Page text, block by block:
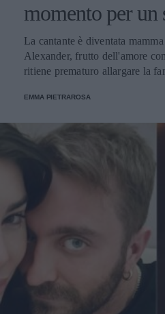
momento per
La cantante è diventata
Alexander, frutto dell'amore
ritiene prematuro allargare la
EMMA PIETRAROSA